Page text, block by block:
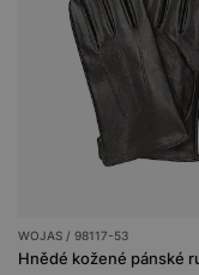
WOJAS / 98117-53